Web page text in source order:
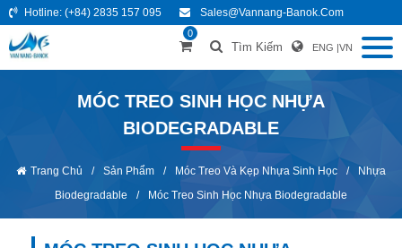
Hotline: (+84) 2835 157 095 Sales@vannang-Banok.com
0
Tìm Kiếm ENG |VN
MÓC TREO SINH HỌC NHỰA
BIODEGRADABLE
Trang Chủ / Sản Phẩm / Móc Treo Và Kẹp Nhựa Sinh Học /
Nhựa
Biodegradable
/ Móc Treo Sinh Học Nhựa Biodegradable